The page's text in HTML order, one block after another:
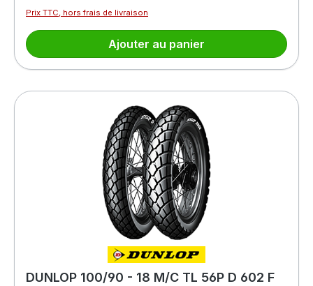
Prix TTC, hors frais de livraison
Ajouter au panier
DUNLOP 100/90 - 18 M/C TL 56P D 602 F